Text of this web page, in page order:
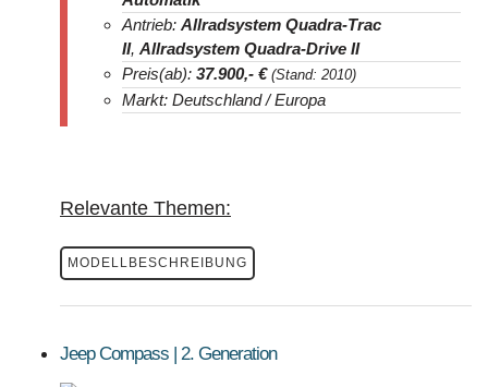
Antrieb: Allradsystem Quadra-Trac
II, Allradsystem Quadra-Drive II
Preis(ab): 37.900,- € (Stand: 2010)
Markt: Deutschland / Europa
Relevante Themen:
MODELLBESCHREIBUNG
Jeep Compass | 2. Generation